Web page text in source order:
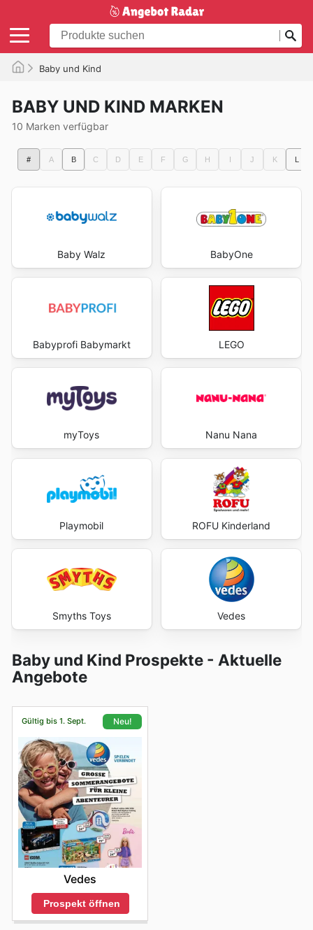
Baby und Kind
BABY UND KIND MARKEN
10 Marken verfügbar
# A B C D E F G H I J K L
Baby Walz BabyOne
Babyprofi Babymarkt LEGO
myToys Nanu Nana
Playmobil ROFU Kinderland
Smyths Toys Vedes
Baby und Kind Prospekte - Aktuelle
Angebote
Gültig bis 1. Sept. Neu!
Vedes
Prospekt öffnen